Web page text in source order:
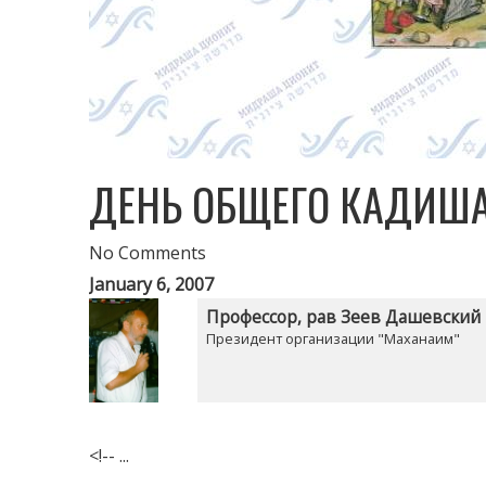
ДЕНЬ ОБЩЕГО
No Comments
January 6, 2007
Профессор, рав Зеев Дашевский
Президент организации "Маханаим"
<!-- ...